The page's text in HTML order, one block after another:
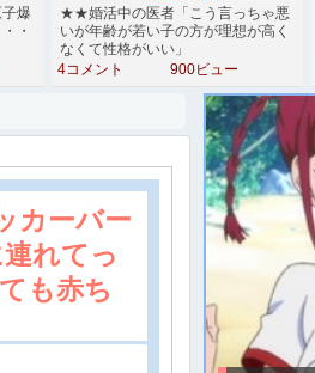
子爆
・
★★婚活中の医者「こう言っちゃ悪
いが年齢が若い子の方が理想が高く
なくて性格がいい」
4コメント
900ビュー
カーバー
れてっ
も赤ち